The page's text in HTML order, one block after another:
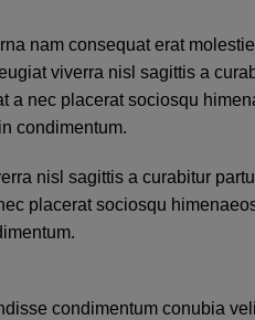
nam consequat erat
viverra nisl sagittis a
a nec placerat sociosqu
condimentum.
nisl sagittis a curabitur
placerat sociosqu
condimentum conubia